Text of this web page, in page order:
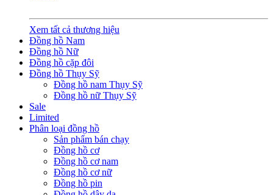
Xem tất cả thương hiệu
Đồng hồ Nam
Đồng hồ Nữ
Đồng hồ cặp đôi
Đồng hồ Thụy Sỹ
Đồng hồ nam Thụy Sỹ
Đồng hồ nữ Thụy Sỹ
Sale
Limited
Phân loại đồng hồ
Sản phẩm bán chạy
Đồng hồ cơ
Đồng hồ cơ nam
Đồng hồ cơ nữ
Đồng hồ pin